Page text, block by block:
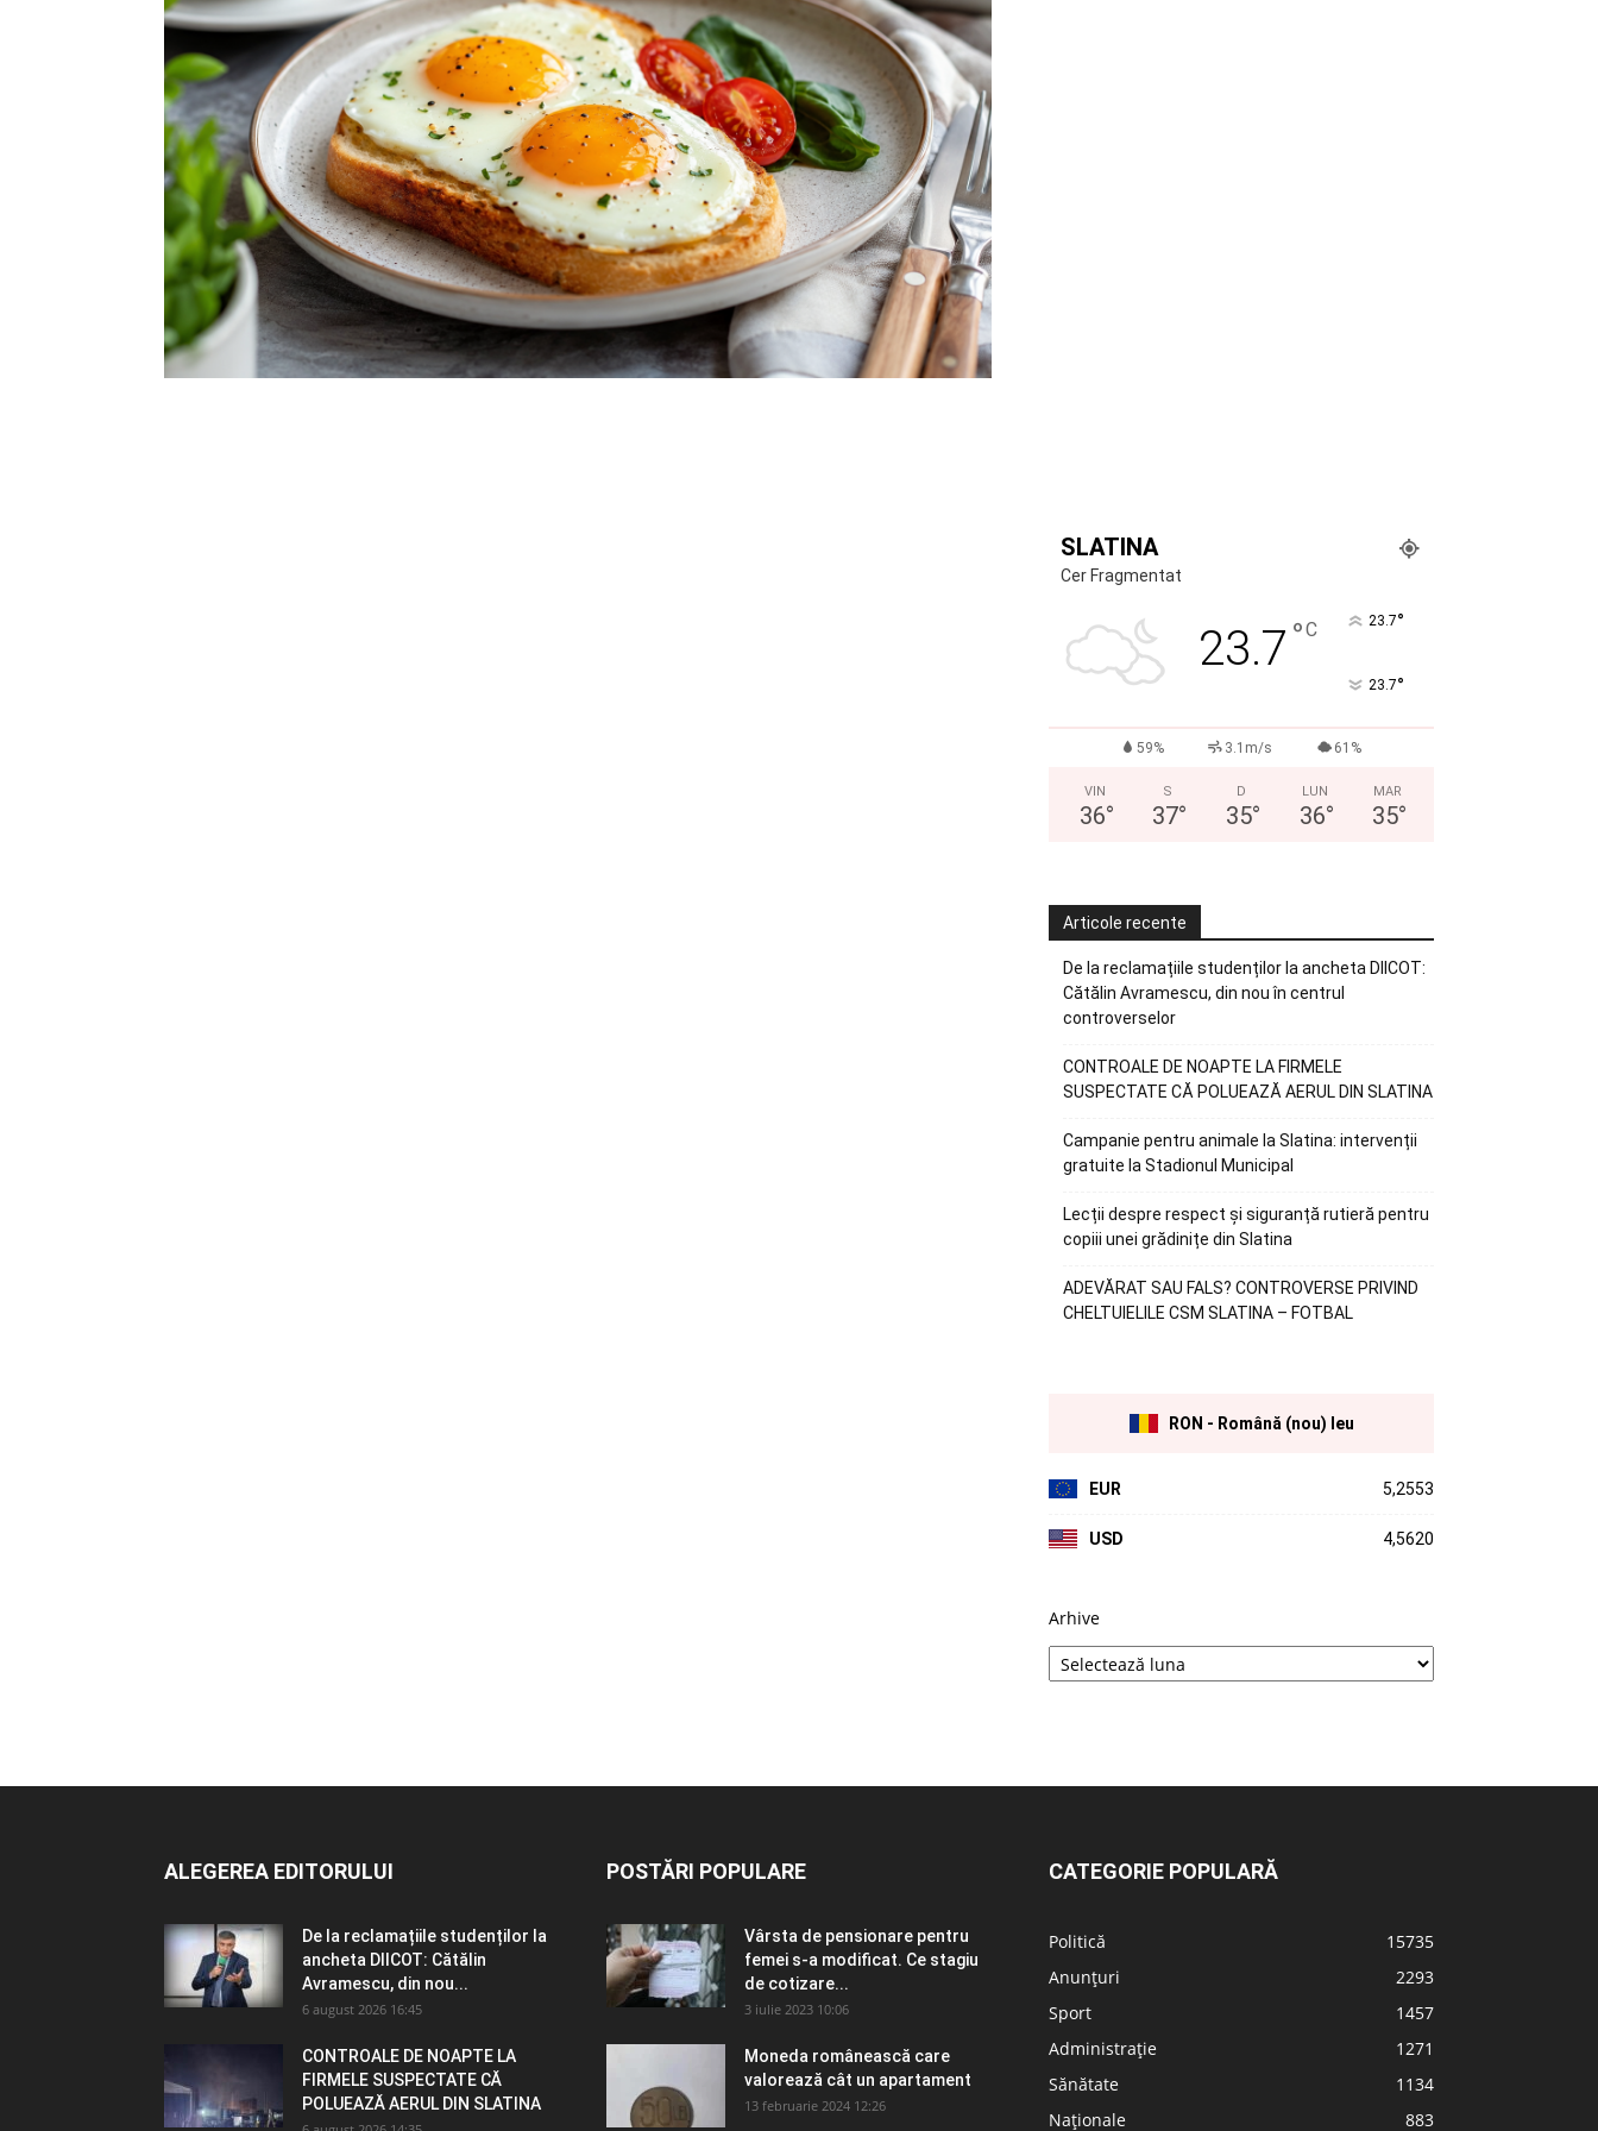
SLATINA
Cer Fragmentat
23.7 °C 23.7°
23.7°
59% 3.1m/s 61%
VIN
36°
S
37°
D
35°
LUN
36°
MAR
35°
Articole recente
De la reclamațiile studenților la ancheta DIICOT:
Cătălin Avramescu, din nou în centrul
controverselor
CONTROALE DE NOAPTE LA FIRMELE
SUSPECTATE CĂ POLUEAZĂ AERUL DIN SLATINA
Campanie pentru animale la Slatina: intervenții
gratuite la Stadionul Municipal
Lecții despre respect și siguranță rutieră pentru
copiii unei grădinițe din Slatina
ADEVĂRAT SAU FALS? CONTROVERSE PRIVIND
CHELTUIELILE CSM SLATINA – FOTBAL
RON - Română (nou) leu
EUR 5,2553
USD 4,5620
Arhive
ALEGEREA EDITORULUI
De la reclamațiile studenților la
ancheta DIICOT: Cătălin
Avramescu, din nou...
6 august 2026 16:45
CONTROALE DE NOAPTE LA
FIRMELE SUSPECTATE CĂ
POLUEAZĂ AERUL DIN SLATINA
POSTĂRI POPULARE
Vârsta de pensionare pentru
femei s-a modificat. Ce stagiu
de cotizare...
3 iulie 2023 10:06
Moneda românească care
valorează cât un apartament
13 februarie 2024 12:26
CATEGORIE POPULARĂ
Politică
15735
Anunțuri
2293
Sport
1457
Administrație
1271
Sănătate
1134
Naționale
883